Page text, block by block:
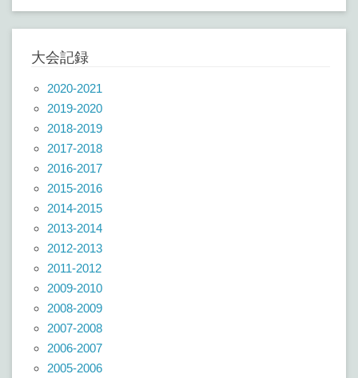
大会記録
2020-2021
2019-2020
2018-2019
2017-2018
2016-2017
2015-2016
2014-2015
2013-2014
2012-2013
2011-2012
2009-2010
2008-2009
2007-2008
2006-2007
2005-2006